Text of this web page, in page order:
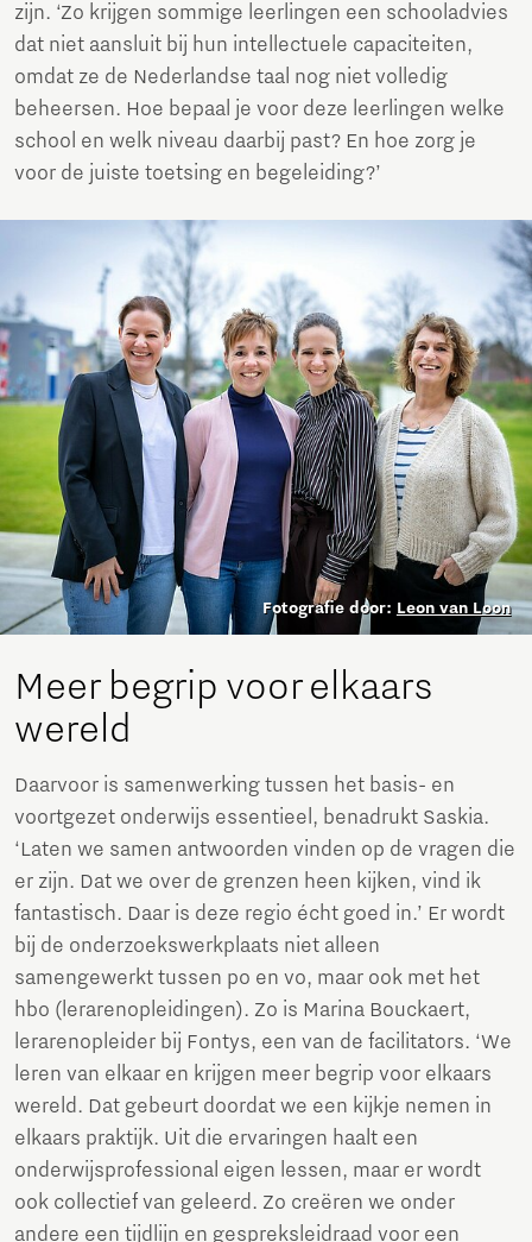
zijn. ‘Zo krijgen sommige leerlingen een schooladvies
dat niet aansluit bij hun intellectuele capaciteiten,
omdat ze de Nederlandse taal nog niet volledig
beheersen. Hoe bepaal je voor deze leerlingen welke
school en welk niveau daarbij past? En hoe zorg je
voor de juiste toetsing en begeleiding?’
Fotografie door: Leon van Loon
Meer begrip voor elkaars
wereld
Daarvoor is samenwerking tussen het basis- en
voortgezet onderwijs essentieel, benadrukt Saskia.
‘Laten we samen antwoorden vinden op de vragen die
er zijn. Dat we over de grenzen heen kijken, vind ik
fantastisch. Daar is deze regio écht goed in.’ Er wordt
bij de onderzoekswerkplaats niet alleen
samengewerkt tussen po en vo, maar ook met het
hbo (lerarenopleidingen). Zo is Marina Bouckaert,
lerarenopleider bij Fontys, een van de facilitators. ‘We
leren van elkaar en krijgen meer begrip voor elkaars
wereld. Dat gebeurt doordat we een kijkje nemen in
elkaars praktijk. Uit die ervaringen haalt een
onderwijsprofessional eigen lessen, maar er wordt
ook collectief van geleerd. Zo creëren we onder
andere een tijdlijn en gespreksleidraad voor een